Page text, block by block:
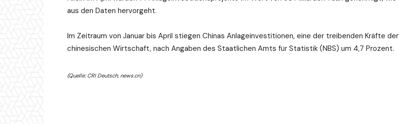
aus den Daten hervorgeht.
Im Zeitraum von Januar bis April stiegen Chinas Anlageinvestitionen, eine der treibenden Kräfte der
chinesischen Wirtschaft, nach Angaben des Staatlichen Amts für Statistik (NBS) um 4,7 Prozent.
(Quelle: CRI Deutsch, news.cn)